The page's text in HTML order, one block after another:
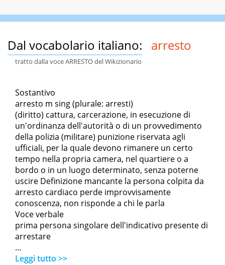
Dal vocabolario italiano: arresto
tratto dalla voce ARRESTO del Wikizionario
Sostantivo
arresto m sing (plurale: arresti)
(diritto) cattura, carcerazione, in esecuzione di
un'ordinanza dell'autorità o di un provvedimento
della polizia (militare) punizione riservata agli
ufficiali, per la quale devono rimanere un certo
tempo nella propria camera, nel quartiere o a
bordo o in un luogo determinato, senza poterne
uscire Definizione mancante la persona colpita da
arresto cardiaco perde improvvisamente
conoscenza, non risponde a chi le parla
Voce verbale
prima persona singolare dell'indicativo presente di
arrestare
...
Leggi tutto >>